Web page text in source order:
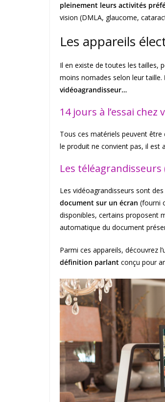
pleinement leurs activités
vision (DMLA, glaucome,
Les appareils
Il en existe de toutes les tailles,
moins nomades selon leur taille.
vidéoagrandisseur…
14 jours à l’essai chez
Tous ces matériels peuvent
le produit ne convient pas, il est
Les
Les vidéoagrandisseurs sont
document sur un écran (fourni
disponibles, certains proposent
automatique du document
Parmi ces appareils, découvrez
définition parlant conçu pour